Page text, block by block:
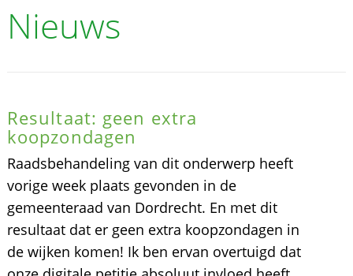
Nieuws
Resultaat: geen extra
koopzondagen
Raadsbehandeling van dit onderwerp heeft
vorige week plaats gevonden in de
gemeenteraad van Dordrecht. En met dit
resultaat dat er geen extra koopzondagen in
de wijken komen! Ik ben ervan overtuigd dat